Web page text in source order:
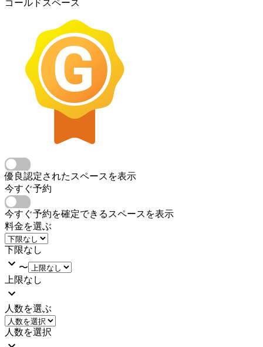
ゴールドスペース
優良認定されたスペースを表示
今すぐ予約
今すぐ予約を確定できるスペースを表示
料金を選ぶ
下限なし
〜
上限なし
人数を選ぶ
人数を選択